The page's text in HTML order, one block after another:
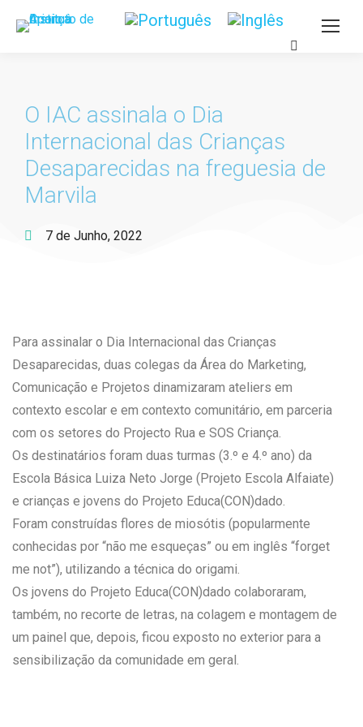
O IAC assinala o Dia
Internacional das Crianças
Desaparecidas na freguesia de
Marvila
7 de Junho, 2022
Para assinalar o Dia Internacional das Crianças
Desaparecidas, duas colegas da Área do Marketing,
Comunicação e Projetos dinamizaram ateliers em
contexto escolar e em contexto comunitário, em parceria
com os setores do Projecto Rua e SOS Criança.
Os destinatários foram duas turmas (3.º e 4.º ano) da
Escola Básica Luiza Neto Jorge (Projeto Escola Alfaiate)
e crianças e jovens do Projeto Educa(CON)dado.
Foram construídas flores de miosótis (popularmente
conhecidas por “não me esqueças” ou em inglês “forget
me not”), utilizando a técnica do origami.
Os jovens do Projeto Educa(CON)dado colaboraram,
também, no recorte de letras, na colagem e montagem de
um painel que, depois, ficou exposto no exterior para a
sensibilização da comunidade em geral.